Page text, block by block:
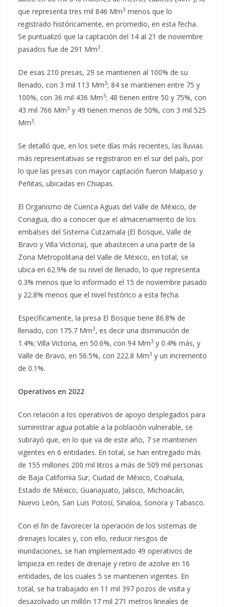
que representa tres mil 846 Mm3 menos que lo
registrado históricamente, en promedio, en esta fecha.
Se puntualizó que la captación del 14 al 21 de noviembre
pasados fue de 291 Mm3.
De esas 210 presas, 29 se mantienen al 100% de su
llenado, con 3 mil 113 Mm3; 84 se mantienen entre 75 y
100%, con 36 mil 436 Mm3; 48 tienen entre 50 y 75%, con
43 mil 766 Mm3 y 49 tienen menos de 50%, con 3 mil 525
Mm3.
Se detalló que, en los siete días más recientes, las lluvias
más representativas se registraron en el sur del país, por
lo que las presas con mayor captación fueron Malpaso y
Peñitas, ubicadas en Chiapas.
El Organismo de Cuenca Aguas del Valle de México, de
Conagua, dio a conocer que el almacenamiento de los
embalses del Sistema Cutzamala (El Bosque, Valle de
Bravo y Villa Victoria), que abastecen a una parte de la
Zona Metropolitana del Valle de México, en total, se
ubica en 62.9% de su nivel de llenado, lo que representa
0.3% menos que lo informado el 15 de noviembre pasado
y 22.8% menos que el nivel histórico a esta fecha.
Específicamente, la presa El Bosque tiene 86.8% de
llenado, con 175.7 Mm3, es decir una disminución de
1.4%; Villa Victoria, en 50.6%, con 94 Mm3 y 0.4% más, y
Valle de Bravo, en 56.5%, con 222.8 Mm3 y un incremento
de 0.1%.
Operativos en 2022
Con relación a los operativos de apoyo desplegados para
suministrar agua potable a la población vulnerable, se
subrayó que, en lo que va de este año, 7 se mantienen
vigentes en 6 entidades. En total, se han entregado más
de 155 millones 200 mil litros a más de 509 mil personas
de Baja California Sur, Ciudad de México, Coahuila,
Estado de México, Guanajuato, Jalisco, Michoacán,
Nuevo León, San Luis Potosí, Sinaloa, Sonora y Tabasco.
Con el fin de favorecer la operación de los sistemas de
drenajes locales y, con ello, reducir riesgos de
inundaciones, se han implementado 49 operativos de
limpieza en redes de drenaje y retiro de azolve en 16
entidades, de los cuales 5 se mantienen vigentes. En
total, se ha trabajado en 11 mil 397 pozos de visita y
desazolvado un millón 17 mil 271 metros lineales de